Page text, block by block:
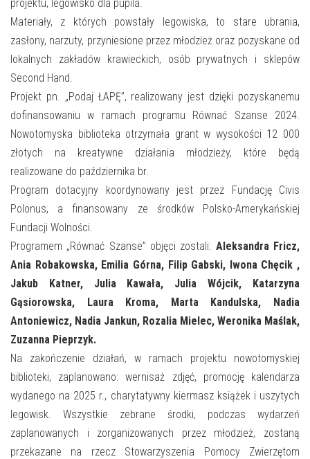
projektu, legowisko dla pupila.
Materiały, z których powstały legowiska, to stare ubrania,
zasłony, narzuty, przyniesione przez młodzież oraz pozyskane od
lokalnych zakładów krawieckich, osób prywatnych i sklepów
Second Hand.
Projekt pn. „Podaj ŁAPĘ”, realizowany jest dzięki pozyskanemu
dofinansowaniu w ramach programu Równać Szanse 2024.
Nowotomyska biblioteka otrzymała grant w wysokości 12 000
złotych na kreatywne działania młodzieży, które będą
realizowane do października br.
Program dotacyjny koordynowany jest przez Fundację Civis
Polonus, a finansowany ze środków Polsko-Amerykańskiej
Fundacji Wolności.
Programem „Równać Szanse” objęci zostali: Aleksandra Fricz,
Ania Robakowska, Emilia Górna, Filip Gabski, Iwona Chęcik ,
Jakub Katner, Julia Kawała, Julia Wójcik, Katarzyna
Gąsiorowska, Laura Kroma, Marta Kandulska, Nadia
Antoniewicz, Nadia Jankun, Rozalia Mielec, Weronika Maślak,
Zuzanna Pieprzyk.
Na zakończenie działań, w ramach projektu nowotomyskiej
biblioteki, zaplanowano: wernisaż zdjęć, promocję kalendarza
wydanego na 2025 r., charytatywny kiermasz książek i uszytych
legowisk. Wszystkie zebrane środki, podczas wydarzeń
zaplanowanych i zorganizowanych przez młodzież, zostaną
przekazane na rzecz Stowarzyszenia Pomocy Zwierzętom